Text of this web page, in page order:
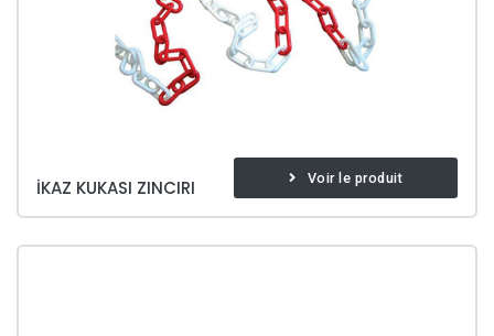
İKAZ KUKASI ZINCIRI Voir le produit